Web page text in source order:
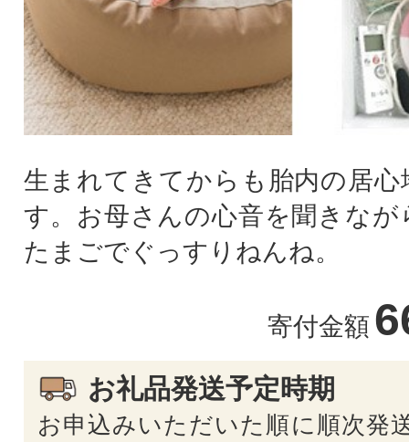
生まれてきてからも胎内の居心
す。お母さんの心音を聞きなが
たまごでぐっすりねんね。
寄付金額
お礼品発送予定時期
お申込みいただいた順に順次発